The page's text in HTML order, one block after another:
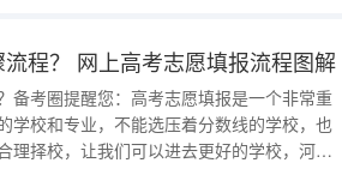
程？ 网上高考志愿填报流程图解
备考圈提醒您：高考志愿填报是一个非常重
学校和专业，不能选压着分数线的学校，也
理择校，让我们可以进去更好的学校，河南